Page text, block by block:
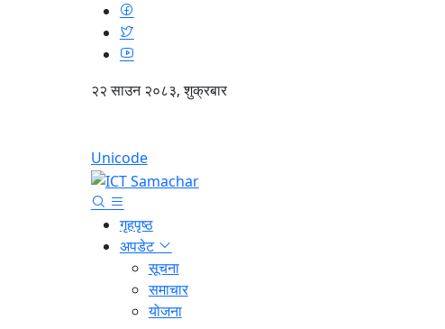
२२ साउन २०८३, शुक्रबार
Unicode
गृहपृष्ठ
अपडेट
सूचना
समाचार
योजना